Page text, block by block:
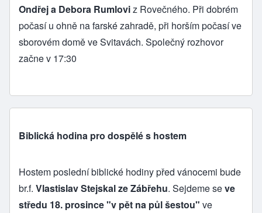
Ondřej a Debora Rumloviz Rovečného. Při dobrém
počasí u ohně na farské zahradě, při horším počasí ve
sborovém domě ve Svitavách. Společný rozhovor
začne v 17:30
Biblická hodina pro dospělé s hostem
Hostem poslední biblické hodiny před vánocemi bude
br.f. Vlastislav Stejskal ze Zábřehu. Sejdeme seve
středu 18. prosince "v pět na půl šestou" ve